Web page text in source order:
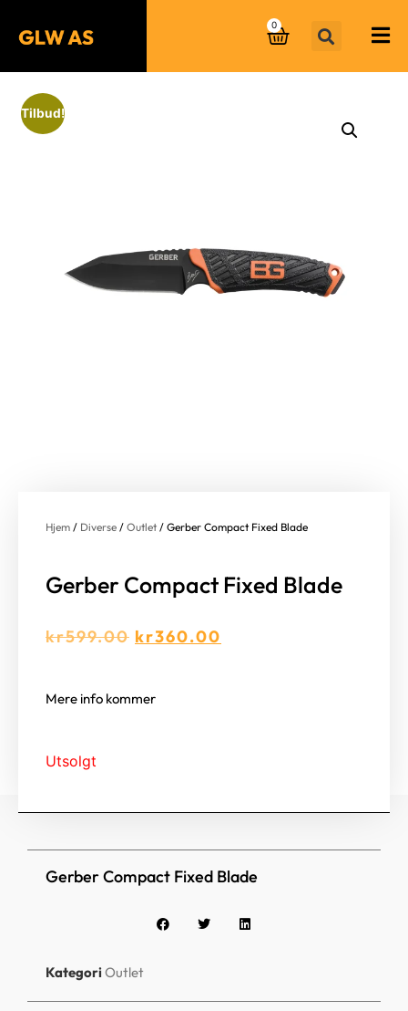
0
Tilbud!
Hjem / Diverse / Outlet / Gerber Compact Fixed Blade
Gerber Compact Fixed Blade
kr599.00 kr360.00
Mere info kommer
Utsolgt
Gerber Compact Fixed Blade
KategoriOutlet